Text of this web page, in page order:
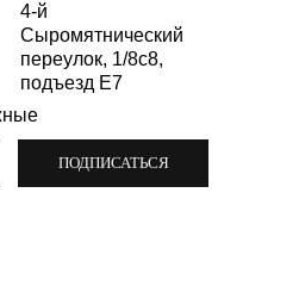
ПОДПИСАТЬСЯ
4-й
Сыромятнический
переулок, 1/8с8,
подъезд Е7